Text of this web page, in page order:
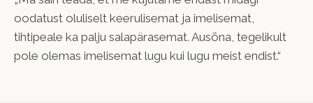
oodatust oluliselt keerulisemat ja imelisemat,
tihtipeale ka palju salapärasemat. Ausõna, tegelikult
pole olemas imelisemat lugu kui lugu meist endist.“